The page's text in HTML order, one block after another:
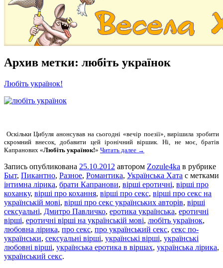
Архив метки: любіть українок
Любіть українок!
Оскільки Цибуля анонсував на сьогодні «вечір поезії»,вирішила зробити
скромний внесок, добавити цей іронічний віршик. Ні, не моє, братів
Капранових «Любіть українок!» Читать далее →
Запись опубликована 25.10.2012 автором Zozule4ka в рубрике
Быт, Пикантно, Разное, Романтика, Українська Хата с метками
інтимна лірика, брати Капранови, вірші еротичні, вірші про
коханку, вірші про кохання, вірші про секс, вірші про секс на
українській мові, вірші про секс українських авторів, вірші
сексуальні, Дмитро Павличко, еротика українська, еротичні
вірші, еротичні вірші на українській мові, любіть українок,
любовна лірика, про секс, про український секс, секс по-
українськи, сексуальні вірші, українські вірші, українські
любовні вірші, українська еротика в віршах, українська лірика,
український секс.